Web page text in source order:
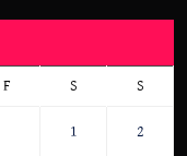
F S S
1 2